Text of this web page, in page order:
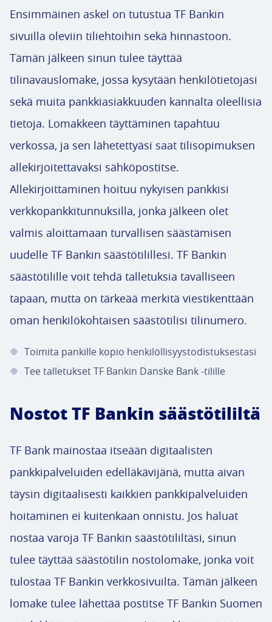
Ensimmäinen askel on tutustua TF Bankin
sivuilla oleviin tiliehtoihin sekä hinnastoon.
Tämän jälkeen sinun tulee täyttää
tilinavauslomake, jossa kysytään henkilötietojasi
sekä muita pankkiasiakkuuden kannalta oleellisia
tietoja. Lomakkeen täyttäminen tapahtuu
verkossa, ja sen lähetettyäsi saat tilisopimuksen
allekirjoitettavaksi sähköpostitse.
Allekirjoittaminen hoituu nykyisen pankkisi
verkkopankkitunnuksilla, jonka jälkeen olet
valmis aloittamaan turvallisen säästämisen
uudelle TF Bankin säästötilillesi. TF Bankin
säästötilille voit tehdä talletuksia tavalliseen
tapaan, mutta on tärkeää merkitä viestikenttään
oman henkilökohtaisen säästötilisi tilinumero.
Toimita pankille kopio henkilöllisyystodistuksestasi
Tee talletukset TF Bankin Danske Bank -tilille
Nostot TF Bankin säästötililtä
TF Bank mainostaa itseään digitaalisten
pankkipalveluiden edelläkävijänä, mutta aivan
täysin digitaalisesti kaikkien pankkipalveluiden
hoitaminen ei kuitenkaan onnistu. Jos haluat
nostaa varoja TF Bankin säästötililtäsi, sinun
tulee täyttää säästötilin nostolomake, jonka voit
tulostaa TF Bankin verkkosivuilta. Tämän jälkeen
lomake tulee lähettää postitse TF Bankin Suomen